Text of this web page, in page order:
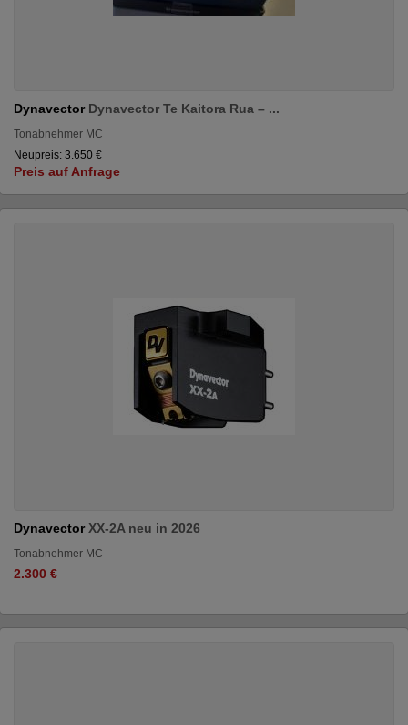
Dynavector Dynavector Te Kaitora Rua – ...
Tonabnehmer MC
Neupreis: 3.650 €
Preis auf Anfrage
Dynavector XX-2A neu in 2026
Tonabnehmer MC
2.300 €